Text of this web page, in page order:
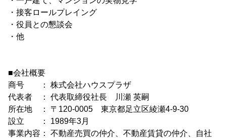
・接客ロールプレイング
・役員との懇談会
・他
■会社概要
商号 ： 株式会社ハウスプラザ
代表者 ： 代表取締役社長 川瀬 英嗣
所在地 ： 〒120-0005 東京都足立区綾瀬4-9-30
設立 ： 1989年3月
事業内容： 不動産売買の仲介、不動産賃貸の仲介、自社